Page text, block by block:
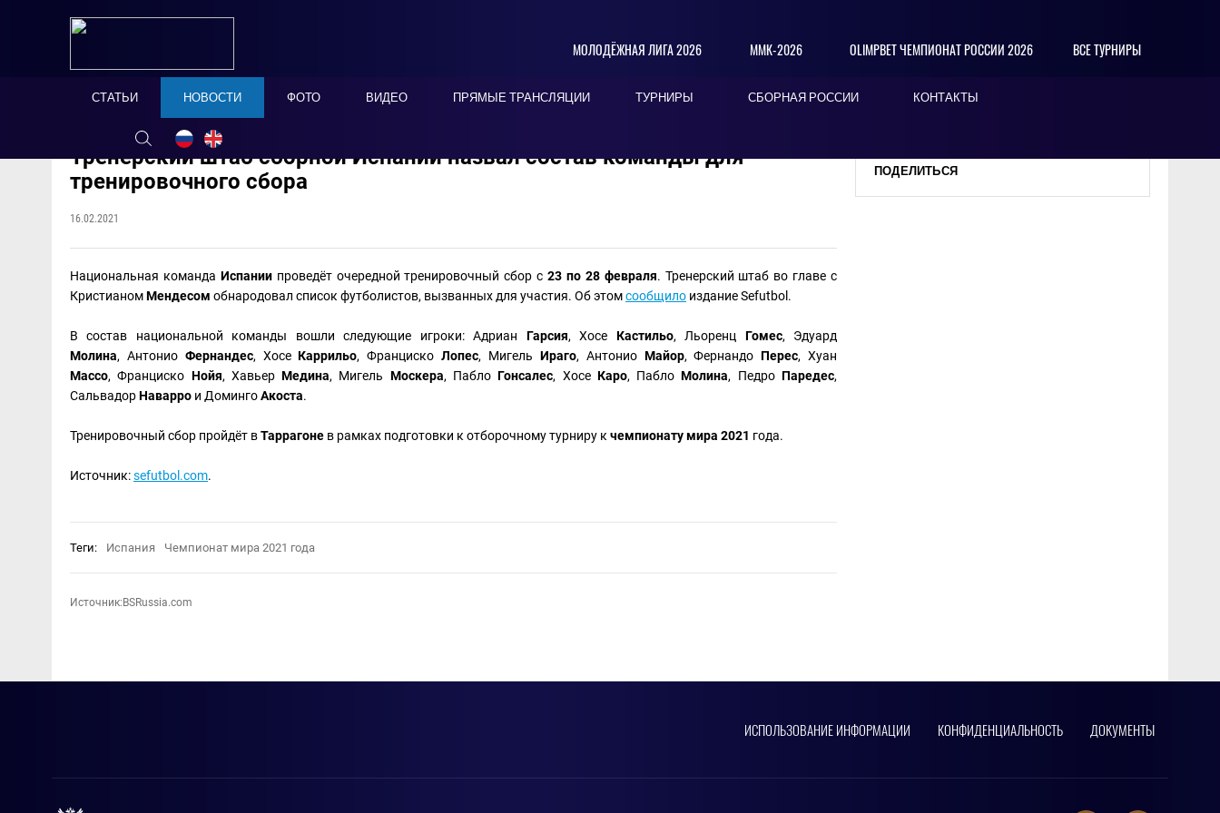
МОЛОДЁЖНАЯ ЛИГА 2026 ММК-2026 OLIMPBET ЧЕМПИОНАТ РОССИИ 2026 ВСЕ ТУРНИРЫ
СТАТЬИ НОВОСТИ ФОТО ВИДЕО ПРЯМЫЕ ТРАНСЛЯЦИИ ТУРНИРЫ СБОРНАЯ РОССИИ КОНТАКТЫ
Тренерский штаб сборной Испании назвал состав команды для
тренировочного сбора
16.02.2021
Национальная команда Испаниипроведёт очередной тренировочный сбор с 23 по 28 февраля. Тренерский штаб во главе с
КристианомМендесом обнародовал список футболистов, вызванных для участия. Об этомсообщило издание Sefutbol.
В состав национальной команды вошли следующие игроки: Адриан Гарсия, Хосе Кастильо, Льоренц Гомес, Эдуард
Молина, Антонио Фернандес, ХосеКаррильо, ФранцискоЛопес, Мигель Ираго, Антонио Майор, ФернандоПерес, Хуан
Массо, Франциско Нойя, ХавьерМедина, Мигель Москера, ПаблоГонсалес, Хосе Каро, ПаблоМолина, ПедроПаредес,
СальвадорНаварро и ДомингоАкоста.
Тренировочный сбор пройдёт вТаррагоне в рамках подготовки к отборочному турниру к чемпионату мира 2021 года.
Источник:sefutbol.com.
Теги: Испания Чемпионат мира 2021 года
Источник:BSRussia.com
ПОДЕЛИТЬСЯ
ИСПОЛЬЗОВАНИЕ ИНФОРМАЦИИ КОНФИДЕНЦИАЛЬНОСТЬ ДОКУМЕНТЫ